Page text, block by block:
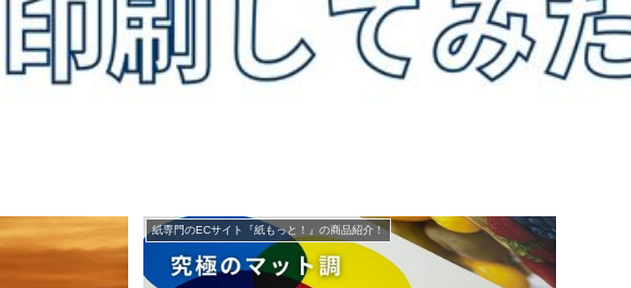
紙専門のECサイト『紙もっと！』の商品紹介！